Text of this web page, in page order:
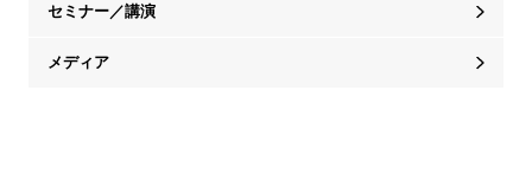
セミナー／講演
メディア